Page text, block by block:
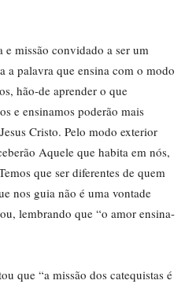
e missão convidado a ser um
a palavra que ensina com o modo
hão-de aprender o que
e ensinamos poderão mais
Cristo. Pelo modo exterior
Aquele que habita em nós,
que ser diferentes de quem
nos guia não é uma vontade
lembrando que “o amor ensina-
que “a missão dos catequistas é